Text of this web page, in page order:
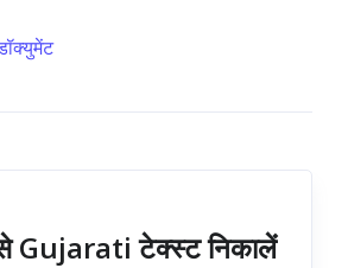
Gujarati टेक्स्ट निकालें